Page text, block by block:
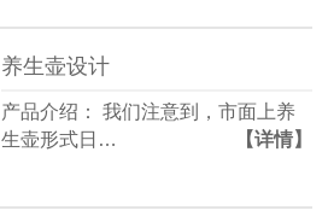
养生壶设计
产品介绍： 我们注意到，市面上养
生壶形式日…
【详情】